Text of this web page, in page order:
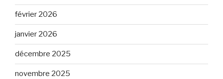
février 2026
janvier 2026
décembre 2025
novembre 2025